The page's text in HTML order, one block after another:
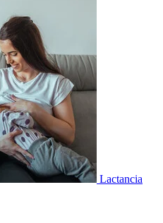
Lactancia